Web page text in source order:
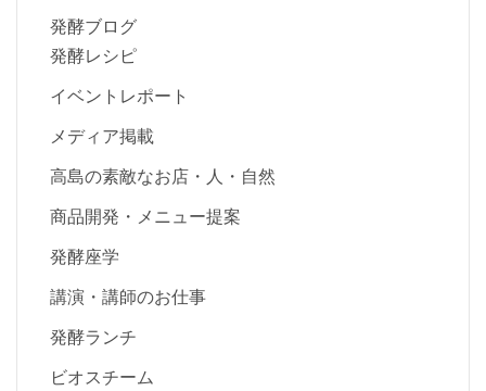
発酵ブログ
発酵レシピ
イベントレポート
メディア掲載
高島の素敵なお店・人・自然
商品開発・メニュー提案
発酵座学
講演・講師のお仕事
発酵ランチ
ビオスチーム